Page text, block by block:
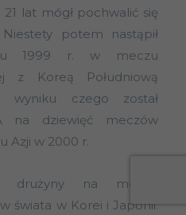
lat mógł pochwalić się
potem nastąpił
1999 r. w meczu
z Koreą Południową
wyniku czego został
na dziewięć meczów
Azji w 2000 r.
drużyny na mecze
świata w Korei i Japonii.